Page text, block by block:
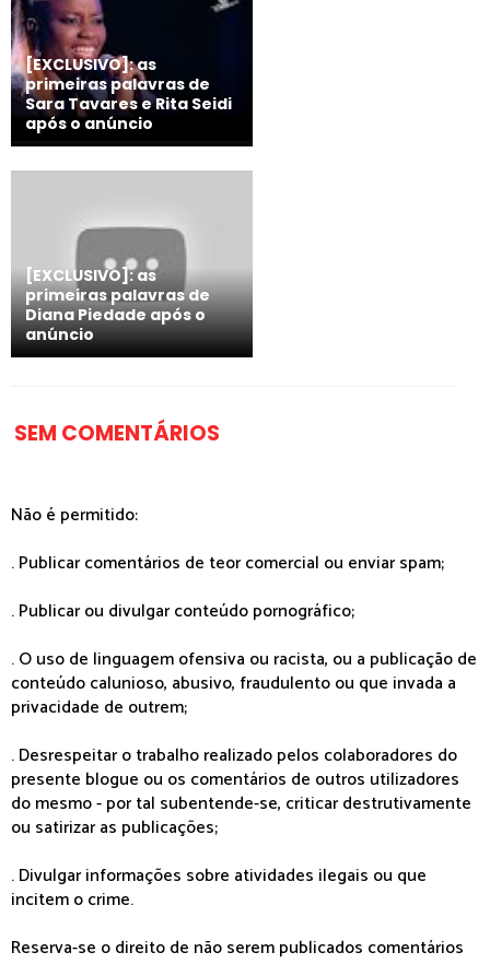
[EXCLUSIVO]: as
primeiras palavras de
Sara Tavares e Rita Seidi
após o anúncio
[EXCLUSIVO]: as
primeiras palavras de
Diana Piedade após o
anúncio
SEM COMENTÁRIOS
Não é permitido:
. Publicar comentários de teor comercial ou enviar spam;
. Publicar ou divulgar conteúdo pornográfico;
. O uso de linguagem ofensiva ou racista, ou a publicação de
conteúdo calunioso, abusivo, fraudulento ou que invada a
privacidade de outrem;
. Desrespeitar o trabalho realizado pelos colaboradores do
presente blogue ou os comentários de outros utilizadores
do mesmo - por tal subentende-se, criticar destrutivamente
ou satirizar as publicações;
. Divulgar informações sobre atividades ilegais ou que
incitem o crime.
Reserva-se o direito de não serem publicados comentários